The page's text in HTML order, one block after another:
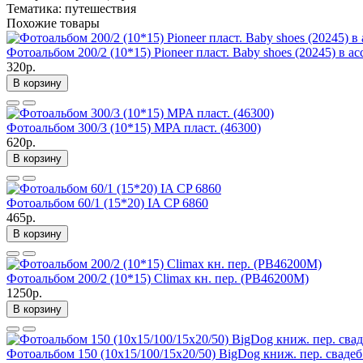
Тематика: путешествия
Похожие товары
Фотоальбом 200/2 (10*15) Pioneer пласт. Baby shoes (20245) в
320р.
В корзину
Фотоальбом 300/3 (10*15) MPA пласт. (46300)
620р.
В корзину
Фотоальбом 60/1 (15*20) IA CP 6860
465р.
В корзину
Фотоальбом 200/2 (10*15) Climax кн. пер. (PB46200М)
1250р.
В корзину
Фотоальбом 150 (10х15/100/15х20/50) BigDog книж. пер.